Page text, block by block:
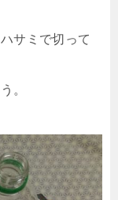
サミで切って
。